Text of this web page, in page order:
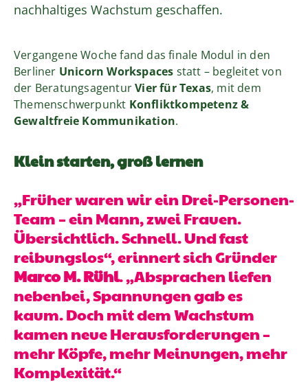
nachhaltiges Wachstum geschaffen.
Vergangene Woche fand das finale Modul in den
Berliner Unicorn Workspaces statt – begleitet von
der BeratungsagenturVier für Texas, mit dem
Themenschwerpunkt Konfliktkompetenz &
Gewaltfreie Kommunikation.
Klein starten, groß lernen
„Früher waren wir ein Drei-Personen-
Team – ein Mann, zwei Frauen.
Übersichtlich. Schnell. Und fast
reibungslos“, erinnert sich Gründer
Marco M. Rühl. „Absprachen liefen
nebenbei, Spannungen gab es
kaum. Doch mit dem Wachstum
kamen neue Herausforderungen –
mehr Köpfe, mehr Meinungen, mehr
Komplexität.“